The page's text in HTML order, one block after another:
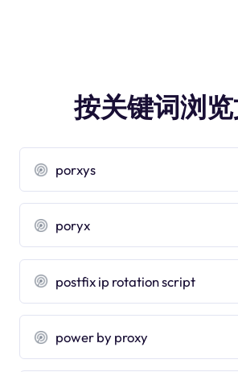
按关键词浏
porxys
poryx
postfix ip rotation script
power by proxy